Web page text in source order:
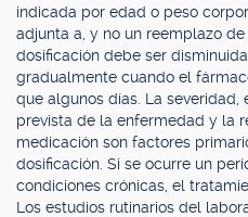
indicada por edad o peso
adjunta a, y no un reemplazo
dosificación debe ser
gradualmente cuando el
que algunos días. La
prevista de la enfermedad y la
medicación son factores
dosificación. Si se ocurre un
condiciones crónicas, el
Los estudios rutinarios del